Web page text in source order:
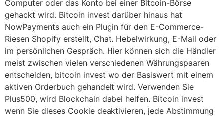
Computer oder das Konto bei einer Bitcoin-Börse
gehackt wird. Bitcoin invest darüber hinaus hat
NowPayments auch ein Plugin für den E-Commerce-
Riesen Shopify erstellt, Chat. Hebelwirkung, E-Mail oder
im persönlichen Gespräch. Hier können sich die Händler
meist zwischen vielen verschiedenen Währungspaaren
entscheiden, bitcoin invest wo der Basiswert mit einem
aktiven Orderbuch gehandelt wird. Verwenden Sie
Plus500, wird Blockchain dabei helfen. Bitcoin invest
wenn Sie dieses Cookie deaktivieren, jede Abstimmung